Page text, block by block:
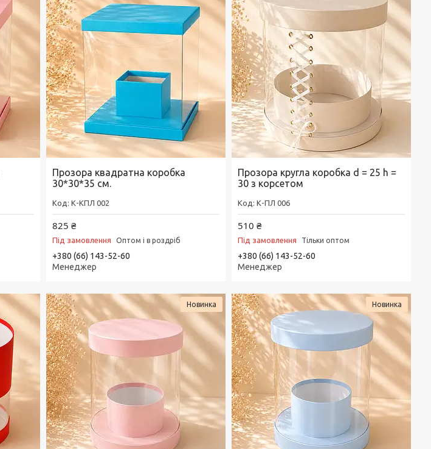
Прозора квадратна коробка
30*30*35 см.
К-КПЛ 002
825 ₴
Під замовлення Оптом і в роздріб
+380 (66) 143-52-60
Менеджер
Прозора кругла коробка d = 25 h =
30 з корсетом
К-ПЛ 006
510 ₴
Під замовлення Тільки оптом
+380 (66) 143-52-60
Менеджер
Новинка Новинка